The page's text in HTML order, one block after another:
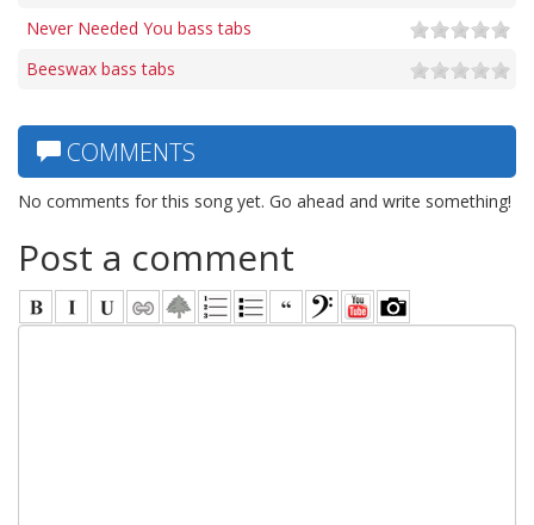
Never Needed You bass tabs
Beeswax bass tabs
COMMENTS
No comments for this song yet. Go ahead and write something!
Post a comment